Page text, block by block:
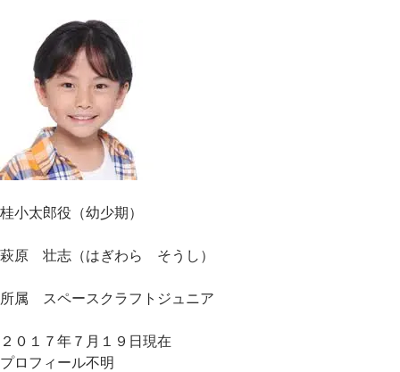
桂小太郎役（幼少期）
萩原 壮志（はぎわら そうし）
所属 スペースクラフトジュニア
２０１７年７月１９日現在
プロフィール不明